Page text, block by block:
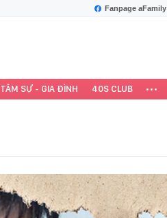
Fanpage aFamily
TÂM SỰ - GIA ĐÌNH 40S CLUB